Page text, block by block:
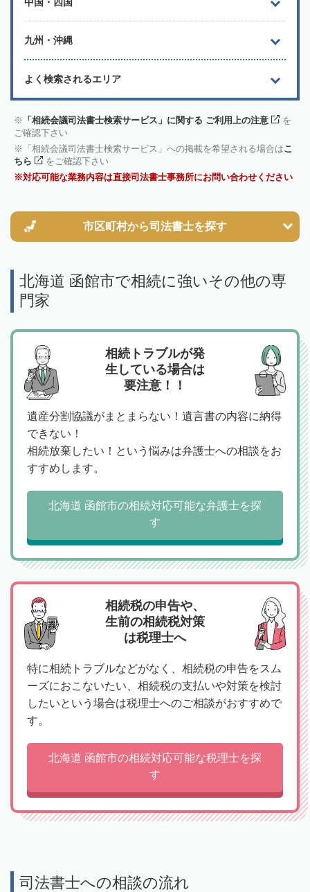
九州・沖縄
よく検索されるエリア
「相続会議司法書士検索サービス」に関する ご利用上の注意
を
ご確認下さい
「相続会議司法書士検索サービス」への掲載を希望される場合はこ
ちら
をご確認下さい
対応可能な業務内容は直接司法書士事務所にお問い合わせください
市区町村から司法書士を探す
北海道 函館市で相続に強いその他の専
門家
相続トラブルが発
生している場合は
要注意！！
遺産分割協議がまとまらない！遺言書の内容に納得
できない！
相続放棄したい！という悩みは弁護士への相談をお
すすめします。
北海道 函館市の相続対応可能な弁護士を探
す
相続税の申告や、
生前の相続税対策
は税理士へ
特に相続トラブルなどがなく、相続税の申告をスム
ーズにおこないたい、相続税の支払いや対策を検討
したいという場合は税理士へのご相談がおすすめで
す。
北海道 函館市の相続対応可能な税理士を探
す
司法書士への相談の流れ